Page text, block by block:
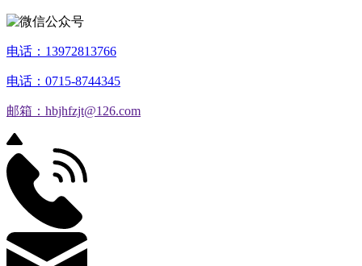
电话：13972813766
电话：0715-8744345
邮箱：hbjhfzjt@126.com